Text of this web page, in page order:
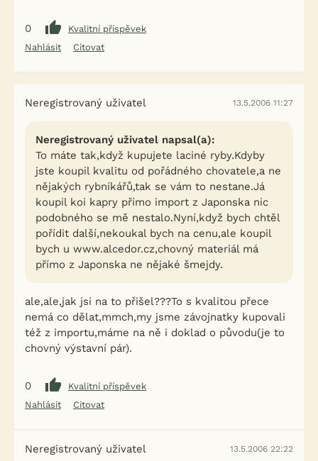
0
Kvalitní příspěvek
Nahlásit
Citovat
Neregistrovaný uživatel 13.5.2006 11:27
Neregistrovaný uživatel napsal(a):
To máte tak,když kupujete laciné ryby.Kdyby
jste koupil kvalitu od pořádného chovatele,a ne
nějakých rybníkářů,tak se vám to nestane.Já
koupil koi kapry přímo import z Japonska nic
podobného se mě nestalo.Nyní,když bych chtěl
pořídit další,nekoukal bych na cenu,ale koupil
bych u www.alcedor.cz,chovný materiál má
přímo z Japonska ne nějaké šmejdy.
ale,ale,jak jsi na to přišel???To s kvalitou přece
nemá co dělat,mmch,my jsme závojnatky kupovali
též z importu,máme na ně i doklad o původu(je to
chovný výstavní pár).
0
Kvalitní příspěvek
Nahlásit
Citovat
Neregistrovaný uživatel 13.5.2006 22:22